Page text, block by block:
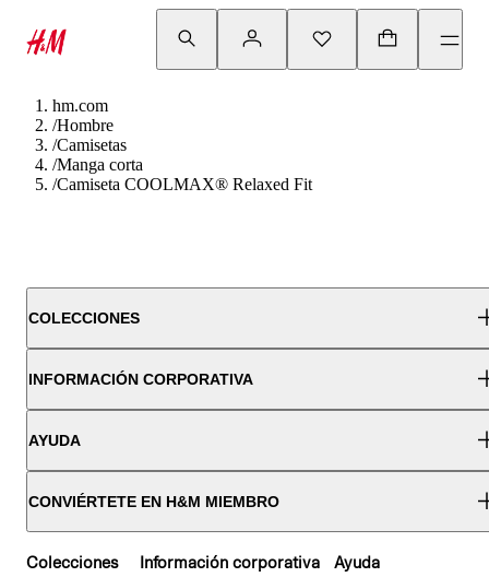
hm.com
/Hombre
/Camisetas
/Manga corta
/Camiseta COOLMAX® Relaxed Fit
COLECCIONES
INFORMACIÓN CORPORATIVA
AYUDA
CONVIÉRTETE EN H&M MIEMBRO
Colecciones Información corporativa Ayuda